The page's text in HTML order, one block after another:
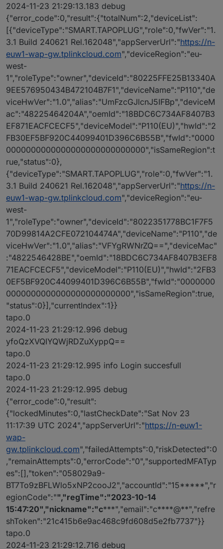
2024-11-23 21:29:13.183 debug
{"error_code":0,"result":{"totalNum":2,"deviceList":
[{"deviceType":"SMART.TAPOPLUG","role":0,"fwVer":"1.
3.1 Build 240621 Rel.162048","appServerUrl":"https://n-
euw1-wap-gw.tplinkcloud.com","deviceRegion":"eu-
west-
1","roleType":"owner","deviceId":"80225FFE25B13340A
9EE576950434B472104B7F1","deviceName":"P110","de
viceHwVer":"1.0","alias":"UmFzcGJlcnJ5IFBp","deviceM
ac":"48225464204A","oemId":"18BDC6C734AF8407B3
EF871EACFCECF5","deviceModel":"P110(EU)","hwId":"2
FB30EF5BF920C44099401D396C6B55B","fwId":"0000
0000000000000000000000000000","isSameRegion":t
rue,"status":0},
{"deviceType":"SMART.TAPOPLUG","role":0,"fwVer":"1.
3.1 Build 240621 Rel.162048","appServerUrl":"https://n-
euw1-wap-gw.tplinkcloud.com","deviceRegion":"eu-
west-
1","roleType":"owner","deviceId":"8022351778BC1F7F5
70D99814A2CFE072104474A","deviceName":"P110","de
viceHwVer":"1.0","alias":"VFYgRWNrZQ==","deviceMac"
:"4822546428BE","oemId":"18BDC6C734AF8407B3EF8
71EACFCECF5","deviceModel":"P110(EU)","hwId":"2FB3
0EF5BF920C44099401D396C6B55B","fwId":"0000000
0000000000000000000000000","isSameRegion":true,
"status":0}],"currentIndex":1}}
tapo.0
2024-11-23 21:29:12.996 debug
yfoQzXVQIYQWjRDZuXyppQ==
tapo.0
2024-11-23 21:29:12.995 info Login succesfull
tapo.0
2024-11-23 21:29:12.995 debug
{"error_code":0,"result":
{"lockedMinutes":0,"lastCheckDate":"Sat Nov 23
11:17:39 UTC 2024","appServerUrl":"https://n-euw1-
wap-
gw.tplinkcloud.com","failedAttempts":0,"riskDetected":0
,"remainAttempts":0,"errorCode":"0","supportedMFATyp
es":[],"token":"058029a9-
BT7To9zBFLWlo5xNP2cooJ2","accountId":"15*****","r
egionCode":"","regTime":"2023-10-14
15:47:20","nickname":"c***","email":"c****@**","refre
shToken":"21c415b6e9ac468c9fd608d5e2fb7737"}}
tapo.0
2024-11-23 21:29:12.716 debug